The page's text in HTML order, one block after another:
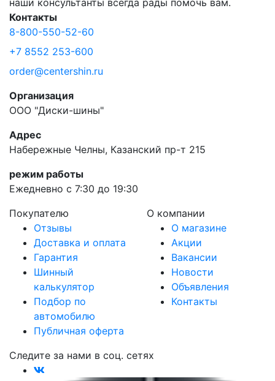
наши консультанты всегда рады помочь вам.
Контакты
8-800-550-52-60
+7 8552 253-600
order@centershin.ru
Организация
ООО "Диски-шины"
Адрес
Набережные Челны, Казанский пр-т 215
режим работы
Ежедневно с 7:30 до 19:30
Покупателю
Отзывы
Доставка и оплата
Гарантия
Шинный
калькулятор
Подбор по
автомобилю
Публичная оферта
О компании
О магазине
Акции
Вакансии
Новости
Объявления
Контакты
Следите за нами в соц. сетях